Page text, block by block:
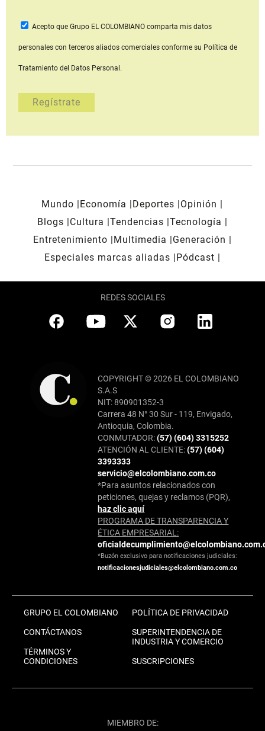
Acepto que Grupo EL COLOMBIANOcomparta mis datos
personales con terceros aliados comerciales conforme su Política de
Tratamiento del Datos Personal.
Mundo Economía Deportes
Opinión
Blogs
Cultura Tendencias Tecnología
Entretenimiento
Multimedia
Generación
Especiales marcas aliadas
Pódcast
REDES SOCIALES
COPYRIGHT © 2026 EL COLOMBIANO
S.A.S
NIT: 890901352-3
Carrera 48 N° 30 Sur - 119, Envigado,
Antioquia, Colombia.
CONMUTADOR:(57) (604) 3315252
ATENCIÓN AL CLIENTE:(57) (604)
3393333
servicio@elcolombiano.com.co
*Para asuntos relacionados con
peticiones, quejas y reclamos (PQR),
haz clic aquí
PROGRAMA DE TRANSPARENCIA Y
ÉTICA EMPRESARIAL:
*Buzón exclusivo para notificaciones judiciales:
notificacionesjudiciales@elcolombiano.com.co
GRUPO EL COLOMBIANO
CONTÁCTANOS
TÉRMINOS Y
CONDICIONES
POLÍTICA DE PRIVACIDAD
SUPERINTENDENCIA DE
INDUSTRIA Y COMERCIO
SUSCRIPCIONES
MIEMBRO DE: